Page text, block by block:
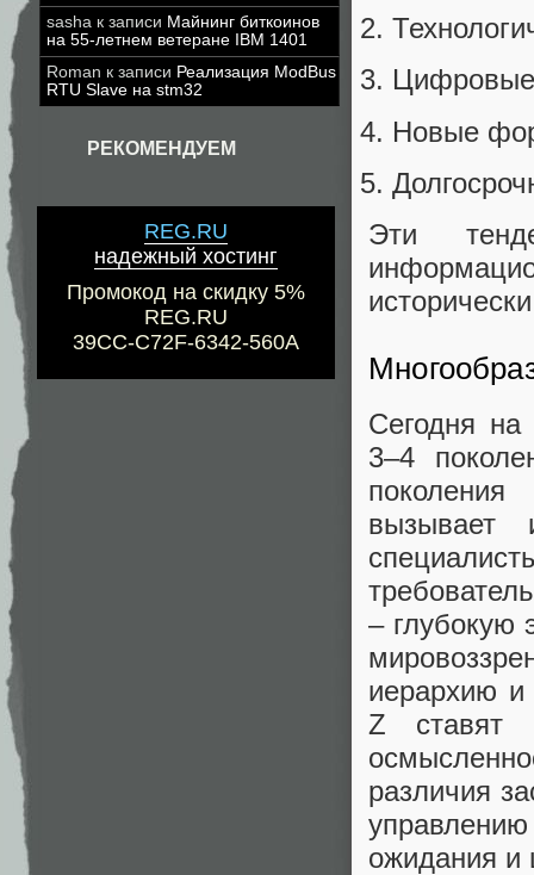
sasha к записи Майнинг биткоинов
на 55-летнем ветеране IBM 1401
Roman к записи Реализация ModBus
RTU Slave на stm32
РЕКОМЕНДУЕМ
REG.RU
надежный хостинг
Промокод на скидку 5%
REG.RU
39CC-C72F-6342-560A
Новые
Эти
Сегодня на
3–4
вызывает
– глубокую
иерархию
Z ставят
различия
ожидания и